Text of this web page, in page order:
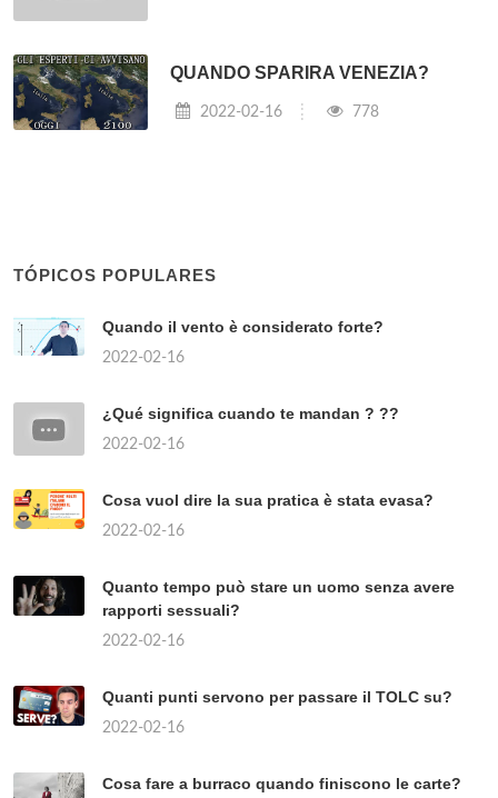
QUANDO SPARIRA VENEZIA?
2022-02-16 778
TÓPICOS POPULARES
Quando il vento è considerato forte?
2022-02-16
¿Qué significa cuando te mandan ? ??
2022-02-16
Cosa vuol dire la sua pratica è stata evasa?
2022-02-16
Quanto tempo può stare un uomo senza avere
rapporti sessuali?
2022-02-16
Quanti punti servono per passare il TOLC su?
2022-02-16
Cosa fare a burraco quando finiscono le carte?